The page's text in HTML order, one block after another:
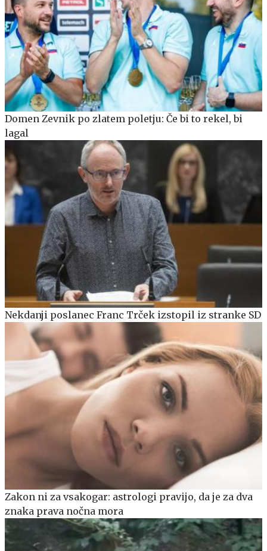
Domen Zevnik po zlatem poletju: Če bi to rekel, bi
lagal
Nekdanji poslanec Franc Trček izstopil iz stranke SD
Zakon ni za vsakogar: astrologi pravijo, da je za dva
znaka prava nočna mora